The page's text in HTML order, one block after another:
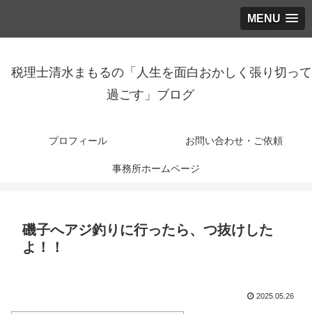
MENU
税理士清水まもるの「人生を面白おかしく張り切って
過ごす」ブログ
プロフィール お問い合わせ・ご依頼
事務所ホームページ
磯子へアジ釣りに行ったら、つ抜けした
よ！！
2025.05.26